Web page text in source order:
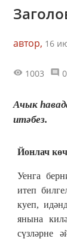
автор, 16
1003 0
Ачык
итәбез.
Йонлач
Уенга
итеп
куеп,
янына
сүзләрне